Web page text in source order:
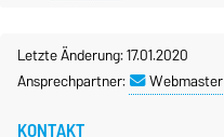
Letzte Änderung: 17.01.2020
Ansprechpartner:
Webmaster
KONTAKT